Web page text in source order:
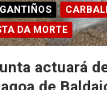
DA MORTE
actuará